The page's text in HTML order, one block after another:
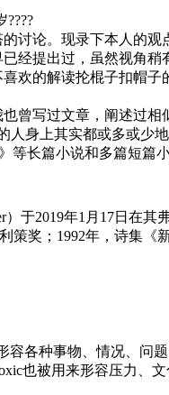
讨论。现录下本人的观
经提出过，虽然视角
欢的解读抡棍子扣帽
曾写过文章，阐述过相
身上其实都或多或少
等长篇小说和多篇短
于2019年1月17日在
奖；1992年，诗集《
各种事物、情况、
也被用来形容压力、